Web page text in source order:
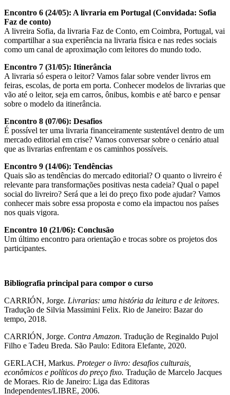
Encontro 6 (24/05): A livraria em Portugal (Convidada: Sofia
Faz de conto)
A livreira Sofia, da livraria Faz de Conto, em Coimbra, Portugal, vai
compartilhar a sua experiência na livraria física e nas redes sociais
como um canal de aproximação com leitores do mundo todo.
Encontro 7 (31/05): Itinerância
A livraria só espera o leitor? Vamos falar sobre vender livros em
feiras, escolas, de porta em porta. Conhecer modelos de livrarias que
vão até o leitor, seja em carros, ônibus, kombis e até barco e pensar
sobre o modelo da itinerância.
Encontro 8 (07/06): Desafios
É possível ter uma livraria financeiramente sustentável dentro de um
mercado editorial em crise? Vamos conversar sobre o cenário atual
que as livrarias enfrentam e os caminhos possíveis.
Encontro 9 (14/06): Tendências
Quais são as tendências do mercado editorial? O quanto o livreiro é
relevante para transformações positivas nesta cadeia? Qual o papel
social do livreiro? Será que a lei do preço fixo pode ajudar? Vamos
conhecer mais sobre essa proposta e como ela impactou nos países
nos quais vigora.
Encontro 10 (21/06): Conclusão
Um último encontro para orientação e trocas sobre os projetos dos
participantes.
Bibliografia principal para compor o curso
CARRIÓN, Jorge. Livrarias: uma história da leitura e de leitores.
Tradução de Silvia Massimini Felix. Rio de Janeiro: Bazar do
tempo, 2018.
CARRIÓN, Jorge. Contra Amazon. Tradução de Reginaldo Pujol
Filho e Tadeu Breda. São Paulo: Editora Elefante, 2020.
GERLACH, Markus. Proteger o livro: desafios culturais,
econômicos e políticos do preço fixo. Tradução de Marcelo Jacques
de Moraes. Rio de Janeiro: Liga das Editoras
Independentes/LIBRE, 2006.